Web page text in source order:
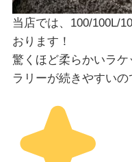
当店では、100/100L/
おります！
驚くほど柔らかいラケ
ラリーが続きやすい